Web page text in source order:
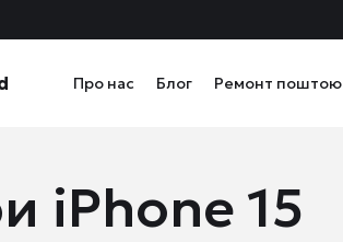
Про нас Блог Ремонт поштою
iPhone 15